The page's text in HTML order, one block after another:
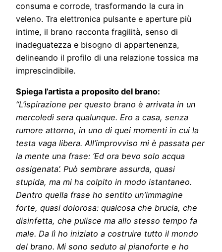
consuma e corrode, trasformando la cura in
veleno. Tra elettronica pulsante e aperture più
intime, il brano racconta fragilità, senso di
inadeguatezza e bisogno di appartenenza,
delineando il profilo di una relazione tossica ma
imprescindibile.
Spiega l’artista a proposito del brano:
“L’ispirazione per questo brano è arrivata in un
mercoledì sera qualunque. Ero a casa, senza
rumore attorno, in uno di quei momenti in cui la
testa vaga libera. All’improvviso mi è passata per
la mente una frase: ‘Ed ora bevo solo acqua
ossigenata’. Può sembrare assurda, quasi
stupida, ma mi ha colpito in modo istantaneo.
Dentro quella frase ho sentito un’immagine
forte, quasi dolorosa: qualcosa che brucia, che
disinfetta, che pulisce ma allo stesso tempo fa
male. Da lì ho iniziato a costruire tutto il mondo
del brano. Mi sono seduto al pianoforte e ho